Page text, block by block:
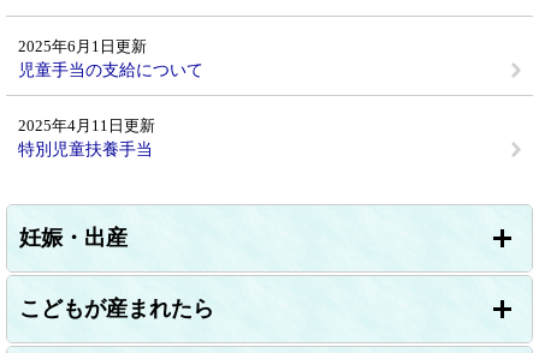
2025年6月1日更新
児童手当の支給について
2025年4月11日更新
特別児童扶養手当
妊娠・出産
こどもが産まれたら